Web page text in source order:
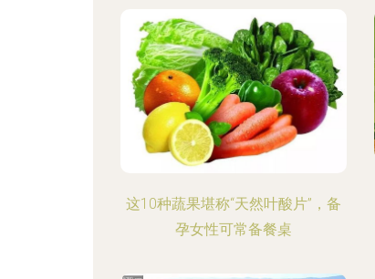
这10种蔬果堪称“天然叶酸片”，备
孕女性可常备餐桌